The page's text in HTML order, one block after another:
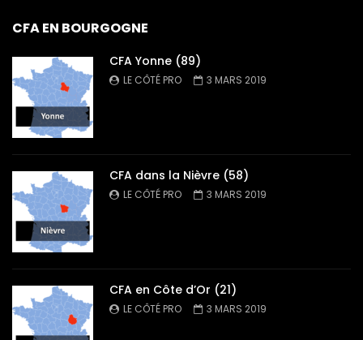
CFA EN BOURGOGNE
CFA Yonne (89)
LE CÔTÉ PRO 3 MARS 2019
CFA dans la Nièvre (58)
LE CÔTÉ PRO 3 MARS 2019
CFA en Côte d’Or (21)
LE CÔTÉ PRO 3 MARS 2019